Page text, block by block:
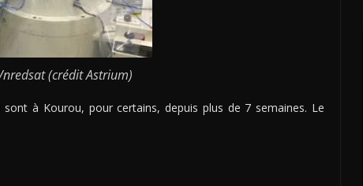
(crédit Astrium)
à Kourou, pour certains, depuis plus de 7 semaines. Le